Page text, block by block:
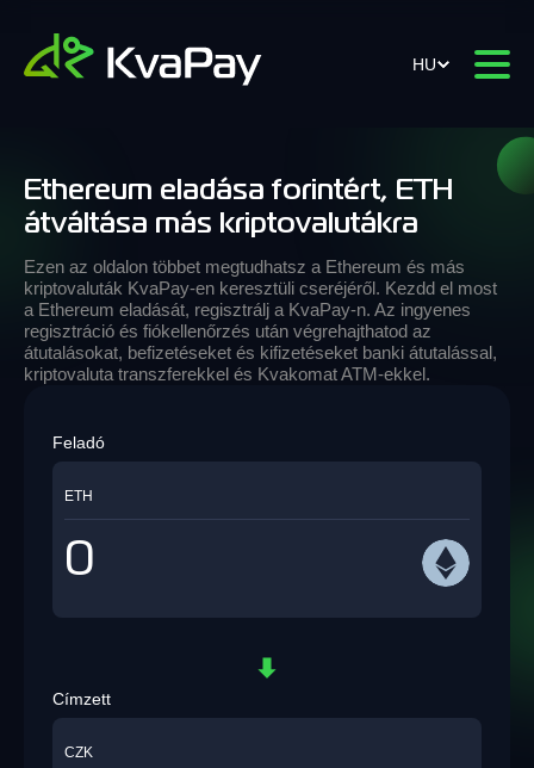
HU
Ethereum eladása forintért, ETH
átváltása más kriptovalutákra
Ezen az oldalon többet megtudhatsz a Ethereum és más
kriptovaluták KvaPay-en keresztüli cseréjéről. Kezdd el most
a Ethereum eladását, regisztrálj a KvaPay-n. Az ingyenes
regisztráció és fiókellenőrzés után végrehajthatod az
átutalásokat, befizetéseket és kifizetéseket banki átutalással,
kriptovaluta transzferekkel és Kvakomat ATM-ekkel.
Feladó
ETH
Címzett
CZK